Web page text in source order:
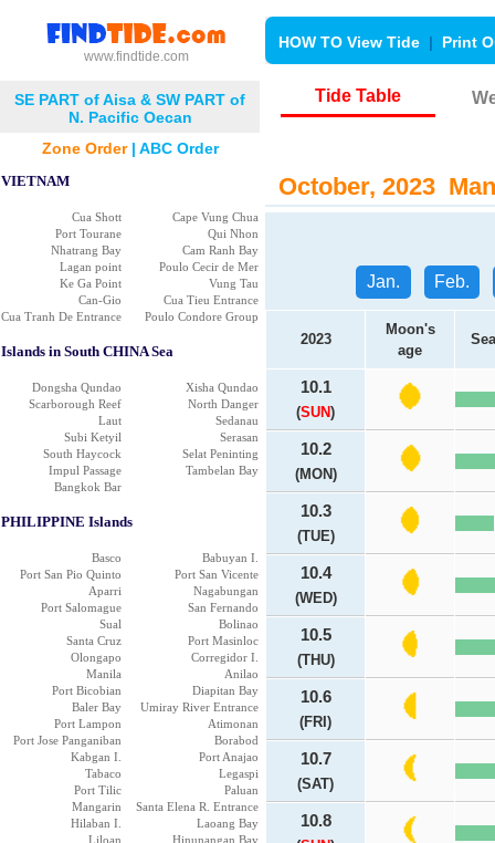
www.findtide.com
HOW TO View Tide | Print
SE PART of Aisa & SW PART of
N. Pacific Oecan
Zone Order| ABC Order
VIETNAM
Cua Shott
Cape Vung Chua
Port Tourane
Qui Nhon
Nhatrang Bay
Cam Ranh Bay
Lagan point
Poulo Cecir de Mer
Ke Ga Point
Vung Tau
Can-Gio
Cua Tieu Entrance
Cua Tranh De Entrance
Poulo Condore Group
Islands in South CHINA Sea
Dongsha Qundao
Xisha Qundao
Scarborough Reef
North Danger
Laut
Sedanau
Subi Ketyil
Serasan
South Haycock
Selat Peninting
Impul Passage
Tambelan Bay
Bangkok Bar
PHILIPPINE Islands
Basco
Babuyan I.
Port San Pio Quinto
Port San Vicente
Aparri
Nagabungan
Port Salomague
San Fernando
Sual
Bolinao
Santa Cruz
Port Masinloc
Olongapo
Corregidor I.
Manila
Anilao
Port Bicobian
Diapitan Bay
Baler Bay
Umiray River Entrance
Port Lampon
Atimonan
Port Jose Panganiban
Borabod
Kabgan I.
Port Anajao
Tabaco
Legaspi
Port Tilic
Paluan
Mangarin
Santa Elena R. Entrance
Hilaban I.
Laoang Bay
Liloan
Hinunangan Bay
Tide Table
October, 2023
Jan. Feb.
2023
Moon's
age
10.1
(SUN)
10.2
(MON)
10.3
(TUE)
10.4
(WED)
10.5
(THU)
10.6
(FRI)
10.7
(SAT)
10.8